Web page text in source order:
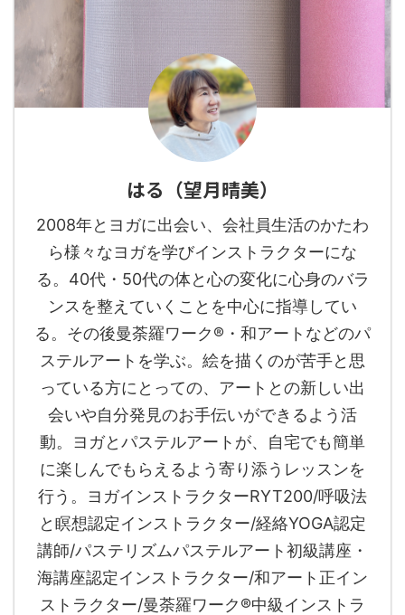
はる（望月晴美）
2008年とヨガに出会い、会社員生活のかたわ
ら様々なヨガを学びインストラクターにな
る。40代・50代の体と心の変化に心身のバラ
ンスを整えていくことを中心に指導してい
る。その後曼荼羅ワーク®︎・和アートなどのパ
ステルアートを学ぶ。絵を描くのが苦手と思
っている方にとっての、アートとの新しい出
会いや自分発見のお手伝いができるよう活
動。ヨガとパステルアートが、自宅でも簡単
に楽しんでもらえるよう寄り添うレッスンを
行う。ヨガインストラクターRYT200/呼吸法
と瞑想認定インストラクター/経絡YOGA認定
講師/パステリズムパステルアート初級講座・
海講座認定インストラクター/和アート正イン
ストラクター/曼荼羅ワーク®︎中級インストラ